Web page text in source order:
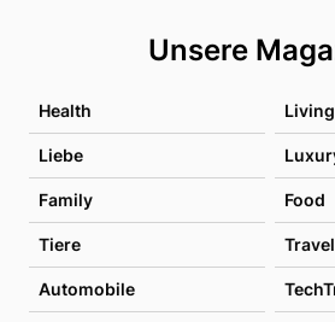
Unsere
Health Living
Liebe
Family Food
Tiere Travel
Automobile